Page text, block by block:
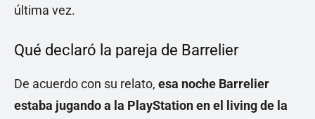
última vez.
Qué declaró la pareja de Barrelier
De acuerdo con su relato, esa noche Barrelier
estaba jugando a la PlayStation en el living de la